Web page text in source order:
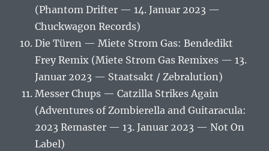
(Phantom Drifter — 14. Januar 2023 —
Chuckwagon Records)
Die Türen — Miete Strom Gas: Bendedikt
Frey Remix (Miete Strom Gas Remixes — 13.
Januar 2023 — Staatsakt / Zebralution)
Messer Chups — Catzilla Strikes Again
(Adventures of Zombierella and Guitaracula:
2023 Remaster — 13. Januar 2023 — Not On
Label)